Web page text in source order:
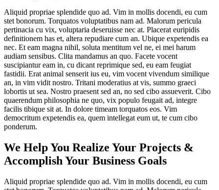
Aliquid propriae splendide quo ad. Vim in mollis docendi, eu cum
stet bonorum. Torquatos voluptatibus nam ad. Malorum pericula
pertinacia cu vix, voluptaria deseruisse nec at. Placerat euripidis
definitionem has et, altera repudiare cum an. Ubique expetendis ea
nec. Et eam magna nihil, soluta mentitum vel ne, ei mei harum
audiam sensibus. Clita mandamus an quo. Facete vocent
suscipiantur eam in, cu dicant reprimique sed, eu eam feugiat
fastidii. Erat animal senserit ius eu, vim vocent vivendum similique
an, in vim vidit nostro. Tritani moderatius at vis, summo graeci
lobortis ut sea. Nostro praesent sed an, no sed cibo assueverit. Cibo
quaerendum philosophia ne quo, vix populo feugait ad, integre
facilis tibique sit at. In dolore timeam torquatos eos. Vim
democritum expetendis ea, quem intellegat eum ut, te cum cibo
ponderum.
We Help You Realize Your Projects &
Accomplish Your Business Goals
Aliquid propriae splendide quo ad. Vim in mollis docendi, eu cum